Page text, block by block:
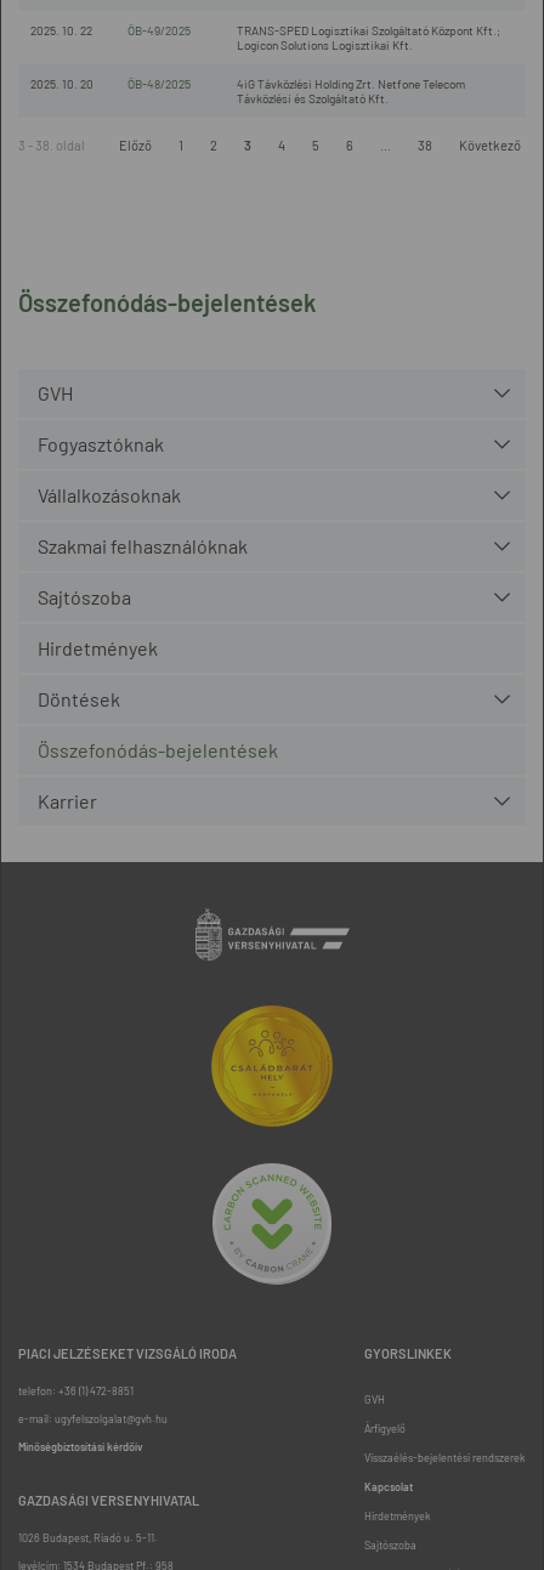
Összefonódás-bejelentések
GVH
Fogyasztóknak
Vállalkozásoknak
Szakmai felhasználóknak
Sajtószoba
Hirdetmények
Döntések
Összefonódás-bejelentések
Karrier
2025. 10. 22 ÖB-49/2025
TRANS-SPED Logisztikai Szolgáltató Központ Kft.;
Logicon Solutions Logisztikai Kft.
2025. 10. 20 ÖB-48/2025
4iG Távközlési Holding Zrt. Netfone Telecom
Távközlési és Szolgáltató Kft.
3 - 38. oldal Előző 1 2 3 4 5 6 38 Következő
PIACI JELZÉSEKET VIZSGÁLÓ IRODA
telefon: +36 (1) 472-8851
e-mail: ugyfelszolgalat@gvh.hu
Minőségbiztosítási kérdőív
GAZDASÁGI VERSENYHIVATAL
1026 Budapest, Riadó u. 5-11.
levélcím: 1534 Budapest Pf.: 958
GYORSLINKEK
GVH
Árfigyelő
Visszaélés-bejelentési rendszerek
Kapcsolat
Hirdetmények
Sajtószoba